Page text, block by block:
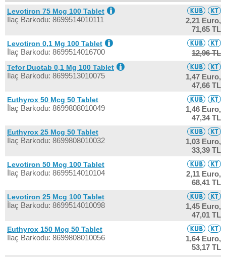
Levotiron 75 Mcg 100 Tablet
İlaç Barkodu: 8699514010111
2,21 Euro,
71,65 TL
Levotiron 0,1 Mg 100 Tablet
İlaç Barkodu: 8699514016700 12,96 TL
Tefor Duotab 0,1 Mg 100 Tablet
İlaç Barkodu: 8699513010075
1,47 Euro,
47,66 TL
Euthyrox 50 Mcg 50 Tablet
İlaç Barkodu: 8699808010049
1,46 Euro,
47,34 TL
Euthyrox 25 Mcg 50 Tablet
İlaç Barkodu: 8699808010032
1,03 Euro,
33,39 TL
Levotiron 50 Mcg 100 Tablet
İlaç Barkodu: 8699514010104
2,11 Euro,
68,41 TL
Levotiron 25 Mcg 100 Tablet
İlaç Barkodu: 8699514010098
1,45 Euro,
47,01 TL
Euthyrox 150 Mcg 50 Tablet
İlaç Barkodu: 8699808010056
1,64 Euro,
53,17 TL